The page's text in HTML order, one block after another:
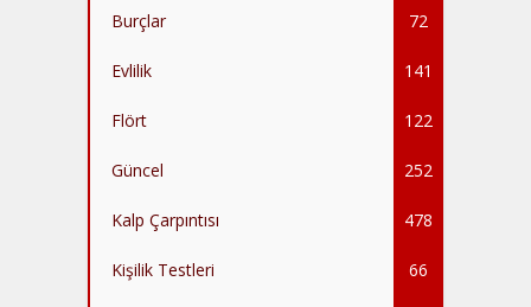
Burçlar 72
Evlilik 141
Flört 122
Güncel 252
Kalp Çarpıntısı 478
Kişilik Testleri 66